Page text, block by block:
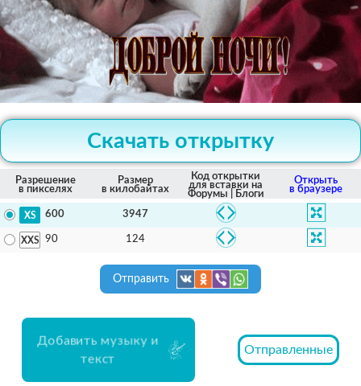
Скачать открытку
Разрешение
в пикселях
Размер
в килобайтах
Код открытки
для вставки на
Форумы | Блоги
Открыть
в браузере
600 3947
90 124
Отправить
Добавить музыку и
текст
Отправленные